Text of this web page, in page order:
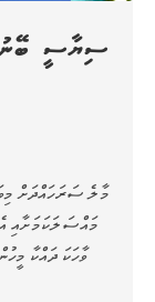
ސިޔާސީ
މާލެ ސަރަހައްދަށް
މައްސަލަކަމަށާއި
ވާހަކަ ދައްކާ